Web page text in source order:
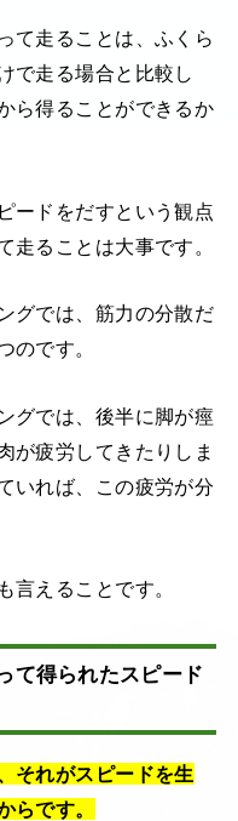
て走ることは、ふくら
で走る場合と比較し
ら得ることができるか
ードをだすという観点
走ることは大事です。
グでは、筋力の分散だ
のです。
グでは、後半に脚が痙
が疲労してきたりしま
いれば、この疲労が分
言えることです。
て得られたスピード
それがスピードを生
らです。